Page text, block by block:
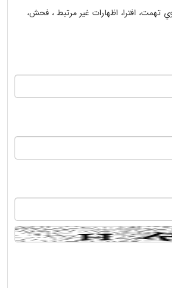
تهمت، افترا، اظهارات غير مرتبط ، فحش،